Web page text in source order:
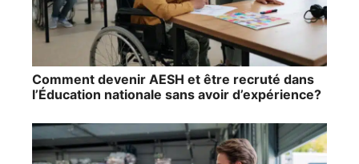
Comment devenir AESH et être recruté dans
l’Éducation nationale sans avoir d’expérience?